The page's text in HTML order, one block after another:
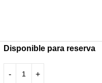
Disponible para reserva